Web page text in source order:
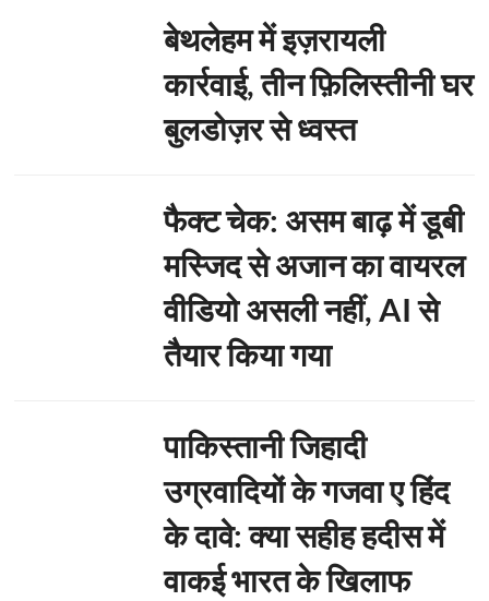
बेथलेहम में इज़रायली
कार्रवाई, तीन फ़िलिस्तीनी घर
बुलडोज़र से ध्वस्त
फैक्ट चेक: असम बाढ़ में डूबी
मस्जिद से अजान का वायरल
वीडियो असली नहीं, AI से
तैयार किया गया
पाकिस्तानी जिहादी
उग्रवादियों के गजवा ए हिंद
के दावे: क्या सहीह हदीस में
वाकई भारत के खिलाफ